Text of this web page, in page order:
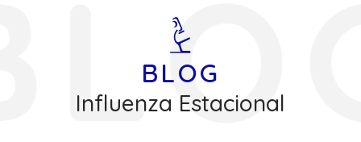
BLOG
Influenza Estacional